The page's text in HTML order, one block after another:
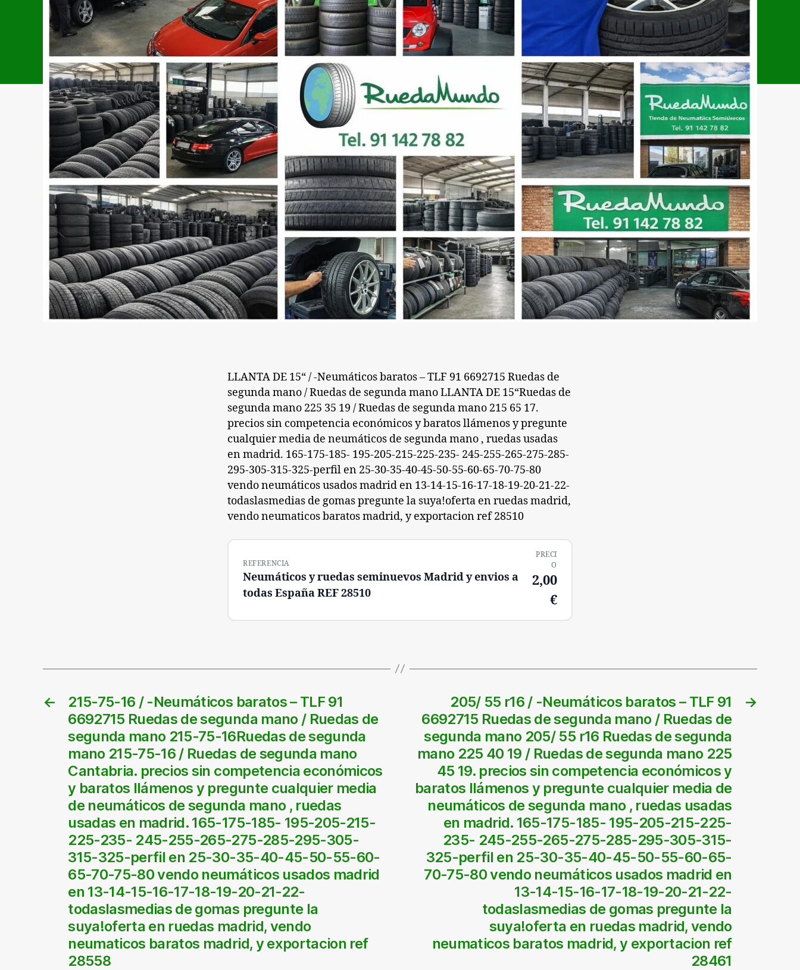
LLANTA DE 15“ / -Neumáticos baratos – TLF 91 6692715 Ruedas de
segunda mano / Ruedas de segunda mano LLANTA DE 15“Ruedas de
segunda mano 225 35 19 / Ruedas de segunda mano 215 65 17.
precios sin competencia económicos y baratos llámenos y pregunte
cualquier media de neumáticos de segunda mano , ruedas usadas
en madrid. 165-175-185- 195-205-215-225-235- 245-255-265-275-285-
295-305-315-325-perfil en 25-30-35-40-45-50-55-60-65-70-75-80
vendo neumáticos usados madrid en 13-14-15-16-17-18-19-20-21-22-
todaslasmedias de gomas pregunte la suya!oferta en ruedas madrid,
vendo neumaticos baratos madrid, y exportacion ref 28510
REFERENCIA
Neumáticos y ruedas seminuevos Madrid y envios a
todas España REF 28510
PRECI
O
2,00
€
←
215-75-16 / -Neumáticos baratos – TLF 91
6692715 Ruedas de segunda mano / Ruedas de
segunda mano 215-75-16Ruedas de segunda
mano 215-75-16 / Ruedas de segunda mano
Cantabria. precios sin competencia económicos
y baratos llámenos y pregunte cualquier media
de neumáticos de segunda mano , ruedas
usadas en madrid. 165-175-185- 195-205-215-
225-235- 245-255-265-275-285-295-305-
315-325-perfil en 25-30-35-40-45-50-55-60-
65-70-75-80 vendo neumáticos usados madrid
en 13-14-15-16-17-18-19-20-21-22-
todaslasmedias de gomas pregunte la
suya!oferta en ruedas madrid, vendo
neumaticos baratos madrid, y exportacion ref
28558
→
205/ 55 r16 / -Neumáticos baratos – TLF 91
6692715 Ruedas de segunda mano / Ruedas de
segunda mano 205/ 55 r16 Ruedas de segunda
mano 225 40 19 / Ruedas de segunda mano 225
45 19. precios sin competencia económicos y
baratos llámenos y pregunte cualquier media de
neumáticos de segunda mano , ruedas usadas
en madrid. 165-175-185- 195-205-215-225-
235- 245-255-265-275-285-295-305-315-
325-perfil en 25-30-35-40-45-50-55-60-65-
70-75-80 vendo neumáticos usados madrid en
13-14-15-16-17-18-19-20-21-22-
todaslasmedias de gomas pregunte la
suya!oferta en ruedas madrid, vendo
neumaticos baratos madrid, y exportacion ref
28461